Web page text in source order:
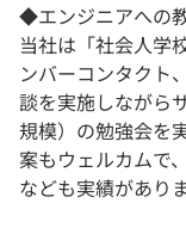
◆エンジニアへの
当社は「社会人学
ンバーコンタクト
談を実施しながら
規模）の勉強会を
案もウェルカムで
なども実績がありま